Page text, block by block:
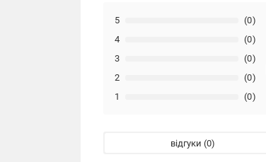
1 (0)
2 (0)
3 (0)
4 (0)
5 (0)
відгуки